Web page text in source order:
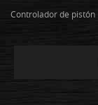
Controlador de pistón